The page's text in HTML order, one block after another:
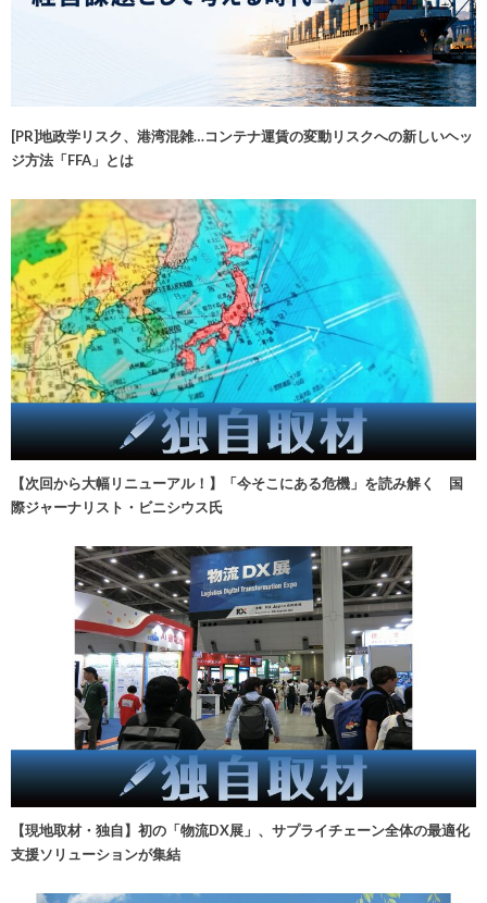
[PR]地政学リスク、港湾混雑…コンテナ運賃の変動リスクへの新しいヘッ
ジ方法「FFA」とは
【次回から大幅リニューアル！】「今そこにある危機」を読み解く 国
際ジャーナリスト・ビニシウス氏
【現地取材・独自】初の「物流DX展」、サプライチェーン全体の最適化
支援ソリューションが集結